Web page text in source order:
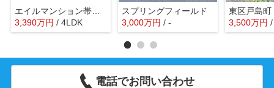
エイルマンション帯山東
3,390万円 / 4LDK
スプリングフィールド
3,000万円 / -
東区戸島町
3,500万円
電話でお問い合わせ